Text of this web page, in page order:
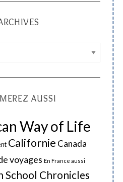
AUSSI
Way of Life
Californie Canada
voyages En France aussi
School Chronicles